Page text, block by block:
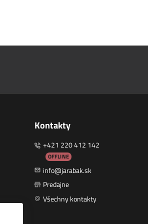
Kontakty
+421 220 412 142
OFFLINE
info@jarabak.sk
Predajne
Všechny kontakty